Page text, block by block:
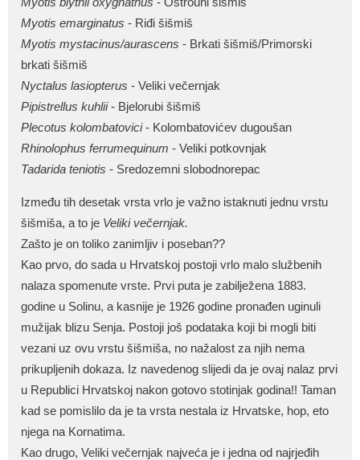
Myotis emarginatus - Riđi šišmiš
Myotis mystacinus/aurascens - Brkati šišmiš/Primorski
brkati šišmiš
Nyctalus lasiopterus - Veliki večernjak
Pipistrellus kuhlii- Bjelorubi šišmiš
Plecotus kolombatovici- Kolombatovićev dugoušan
Rhinolophus ferrumequinum - Veliki potkovnjak
Tadarida teniotis - Sredozemni slobodnorepac
Između tih desetak vrsta vrlo je važno istaknuti jednu vrstu
šišmiša, a to je Veliki večernjak.
Zašto je on toliko zanimljiv i poseban??
Kao prvo, do sada u Hrvatskoj postoji vrlo malo službenih
nalaza spomenute vrste. Prvi puta je zabilježena 1883.
godine u Solinu, a kasnije je 1926 godine pronađen uginuli
mužijak blizu Senja. Postoji još podataka koji bi mogli biti
vezani uz ovu vrstu šišmiša, no nažalost za njih nema
prikupljenih dokaza. Iz navedenog slijedi da je ovaj nalaz prvi
u Republici Hrvatskoj nakon gotovo stotinjak godina!! Taman
kad se pomislilo da je ta vrsta nestala iz Hrvatske, hop, eto
njega na Kornatima.
Kao drugo, Veliki večernjak najveća je i jedna od najrjeđih